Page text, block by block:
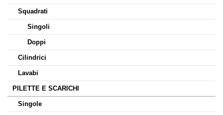
Squadrati
Singoli
Doppi
Cilindrici
Lavabi
PILETTE E SCARICHI
Singole